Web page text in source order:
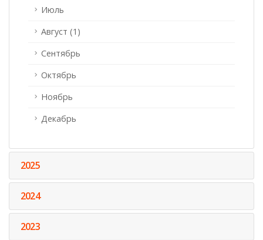
Июль
Август (1)
Сентябрь
Октябрь
Ноябрь
Декабрь
2025
2024
2023